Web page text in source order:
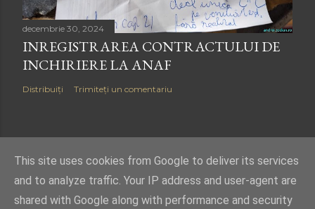
decembrie 30, 2024
INREGISTRAREA CONTRACTULUI DE
INCHIRIERE LA ANAF
Distribuiți Trimiteți un comentariu
Copyright © 2018 -2026Andrei Zodian ro
Vedeti siPagina Zodienilor(in romana),Zodian Family PageorAndrei Zodian(in
This site uses cookies from Google to deliver its services
and to analyze traffic. Your IP address and user-agent are
shared with Google along with performance and security